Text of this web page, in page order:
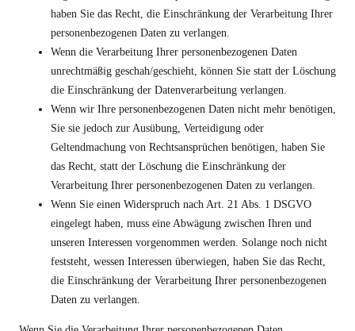
haben Sie das Recht, die Einschränkung der Verarbeitung Ihrer
personenbezogenen Daten zu verlangen.
Wenn die Verarbeitung Ihrer personenbezogenen Daten
unrechtmäßig geschah/geschieht, können Sie statt der Löschung
die Einschränkung der Datenverarbeitung verlangen.
Wenn wir Ihre personenbezogenen Daten nicht mehr benötigen,
Sie sie jedoch zur Ausübung, Verteidigung oder
Geltendmachung von Rechtsansprüchen benötigen, haben Sie
das Recht, statt der Löschung die Einschränkung der
Verarbeitung Ihrer personenbezogenen Daten zu verlangen.
Wenn Sie einen Widerspruch nach Art. 21 Abs. 1 DSGVO
eingelegt haben, muss eine Abwägung zwischen Ihren und
unseren Interessen vorgenommen werden. Solange noch nicht
feststeht, wessen Interessen überwiegen, haben Sie das Recht,
die Einschränkung der Verarbeitung Ihrer personenbezogenen
Daten zu verlangen.